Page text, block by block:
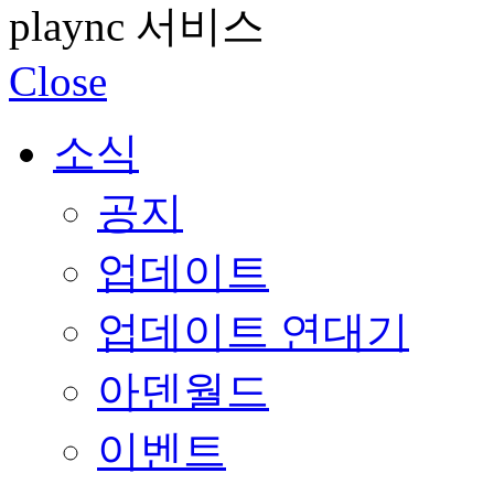
plaync 서비스
Close
소식
공지
업데이트
업데이트 연대기
아덴월드
이벤트